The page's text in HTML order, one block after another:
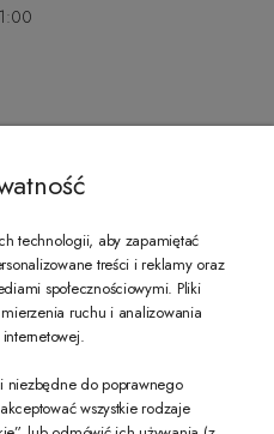
Gdy zapiszesz się do naszego
technologii, aby zapamiętać
treści i reklamy oraz
społecznościowymi. Pliki
ruchu i analizowania
niezbędne do poprawnego
wszystkie rodzaje